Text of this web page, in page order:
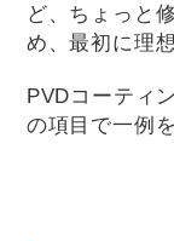
ど、ちょっと
め、最初に理
PVDコーティ
の項目で一例